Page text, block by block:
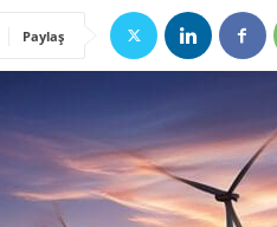
Paylaş